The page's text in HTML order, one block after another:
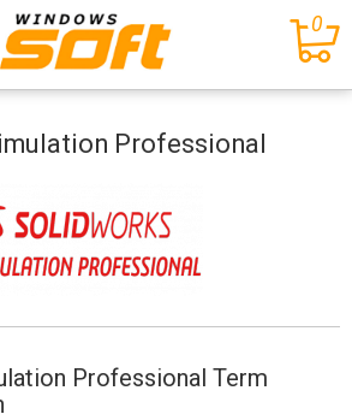
0
Professional
Professional Term